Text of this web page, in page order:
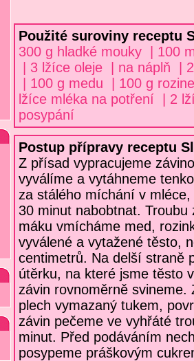
Použité suroviny receptu
300 g hladké mouky | 100
| 3 lžíce oleje | na náplň |
| 100 g medu | 100 g
lžíce mléka na potření | 2
posypání
Postup přípravy receptu
Z přísad vypracujeme
vyválíme a vytáhneme
za stálého míchání v
30 minut nabobtnat.
máku vmícháme med,
vyválené a vytažené těsto,
centimetrů. Na delší straně
útěrku, na které jsme těsto
závin rovnoměrně
plech vymazaný tukem,
závin pečeme ve vyhřáté
minut. Před podáváním
posypeme práškovým